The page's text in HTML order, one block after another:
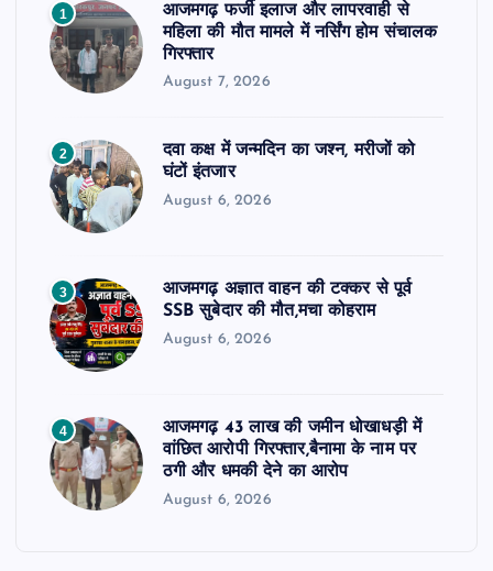
1
आजमगढ़ फर्जी इलाज और लापरवाही से
महिला की मौत मामले में नर्सिंग होम संचालक
गिरफ्तार
August 7, 2026
2
दवा कक्ष में जन्मदिन का जश्न, मरीजों को
घंटों इंतजार
August 6, 2026
3
आजमगढ़ अज्ञात वाहन की टक्कर से पूर्व
SSB सुबेदार की मौत,मचा कोहराम
August 6, 2026
4
आजमगढ़ 43 लाख की जमीन धोखाधड़ी में
वांछित आरोपी गिरफ्तार,बैनामा के नाम पर
ठगी और धमकी देने का आरोप
August 6, 2026